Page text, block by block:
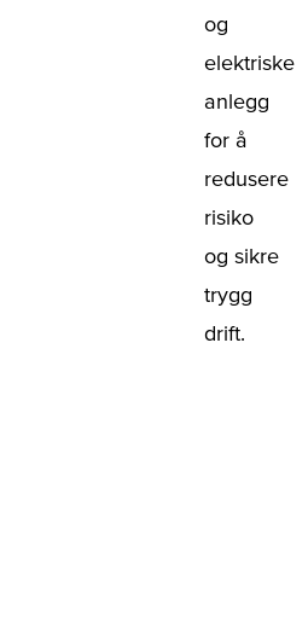
og
elektriske
anlegg
for å
redusere
risiko
og sikre
trygg
drift.